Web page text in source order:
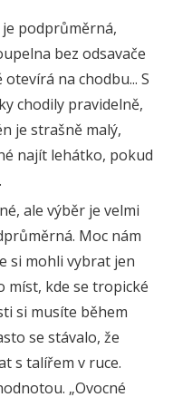
podprůměrná,
bez odsavače
na chodbu... S
chodily pravidelně,
je strašně malý,
najít lehátko, pokud
ale výběr je velmi
Moc nám
si mohli vybrat jen
míst, kde se tropické
si musíte během
se stávalo, že
s talířem v ruce.
„Ovocné